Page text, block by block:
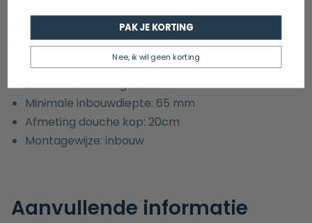
Kleur: mat rosé goud
Materiaal: Rvs 304
Soort kraan: mengkraan
Minimale inbouwdiepte: 65 mm
Afmeting douche kop: 20cm
Montagewijze: inbouw
Aanvullende informatie
PAK JE KORTING
Nee, ik wil geen korting